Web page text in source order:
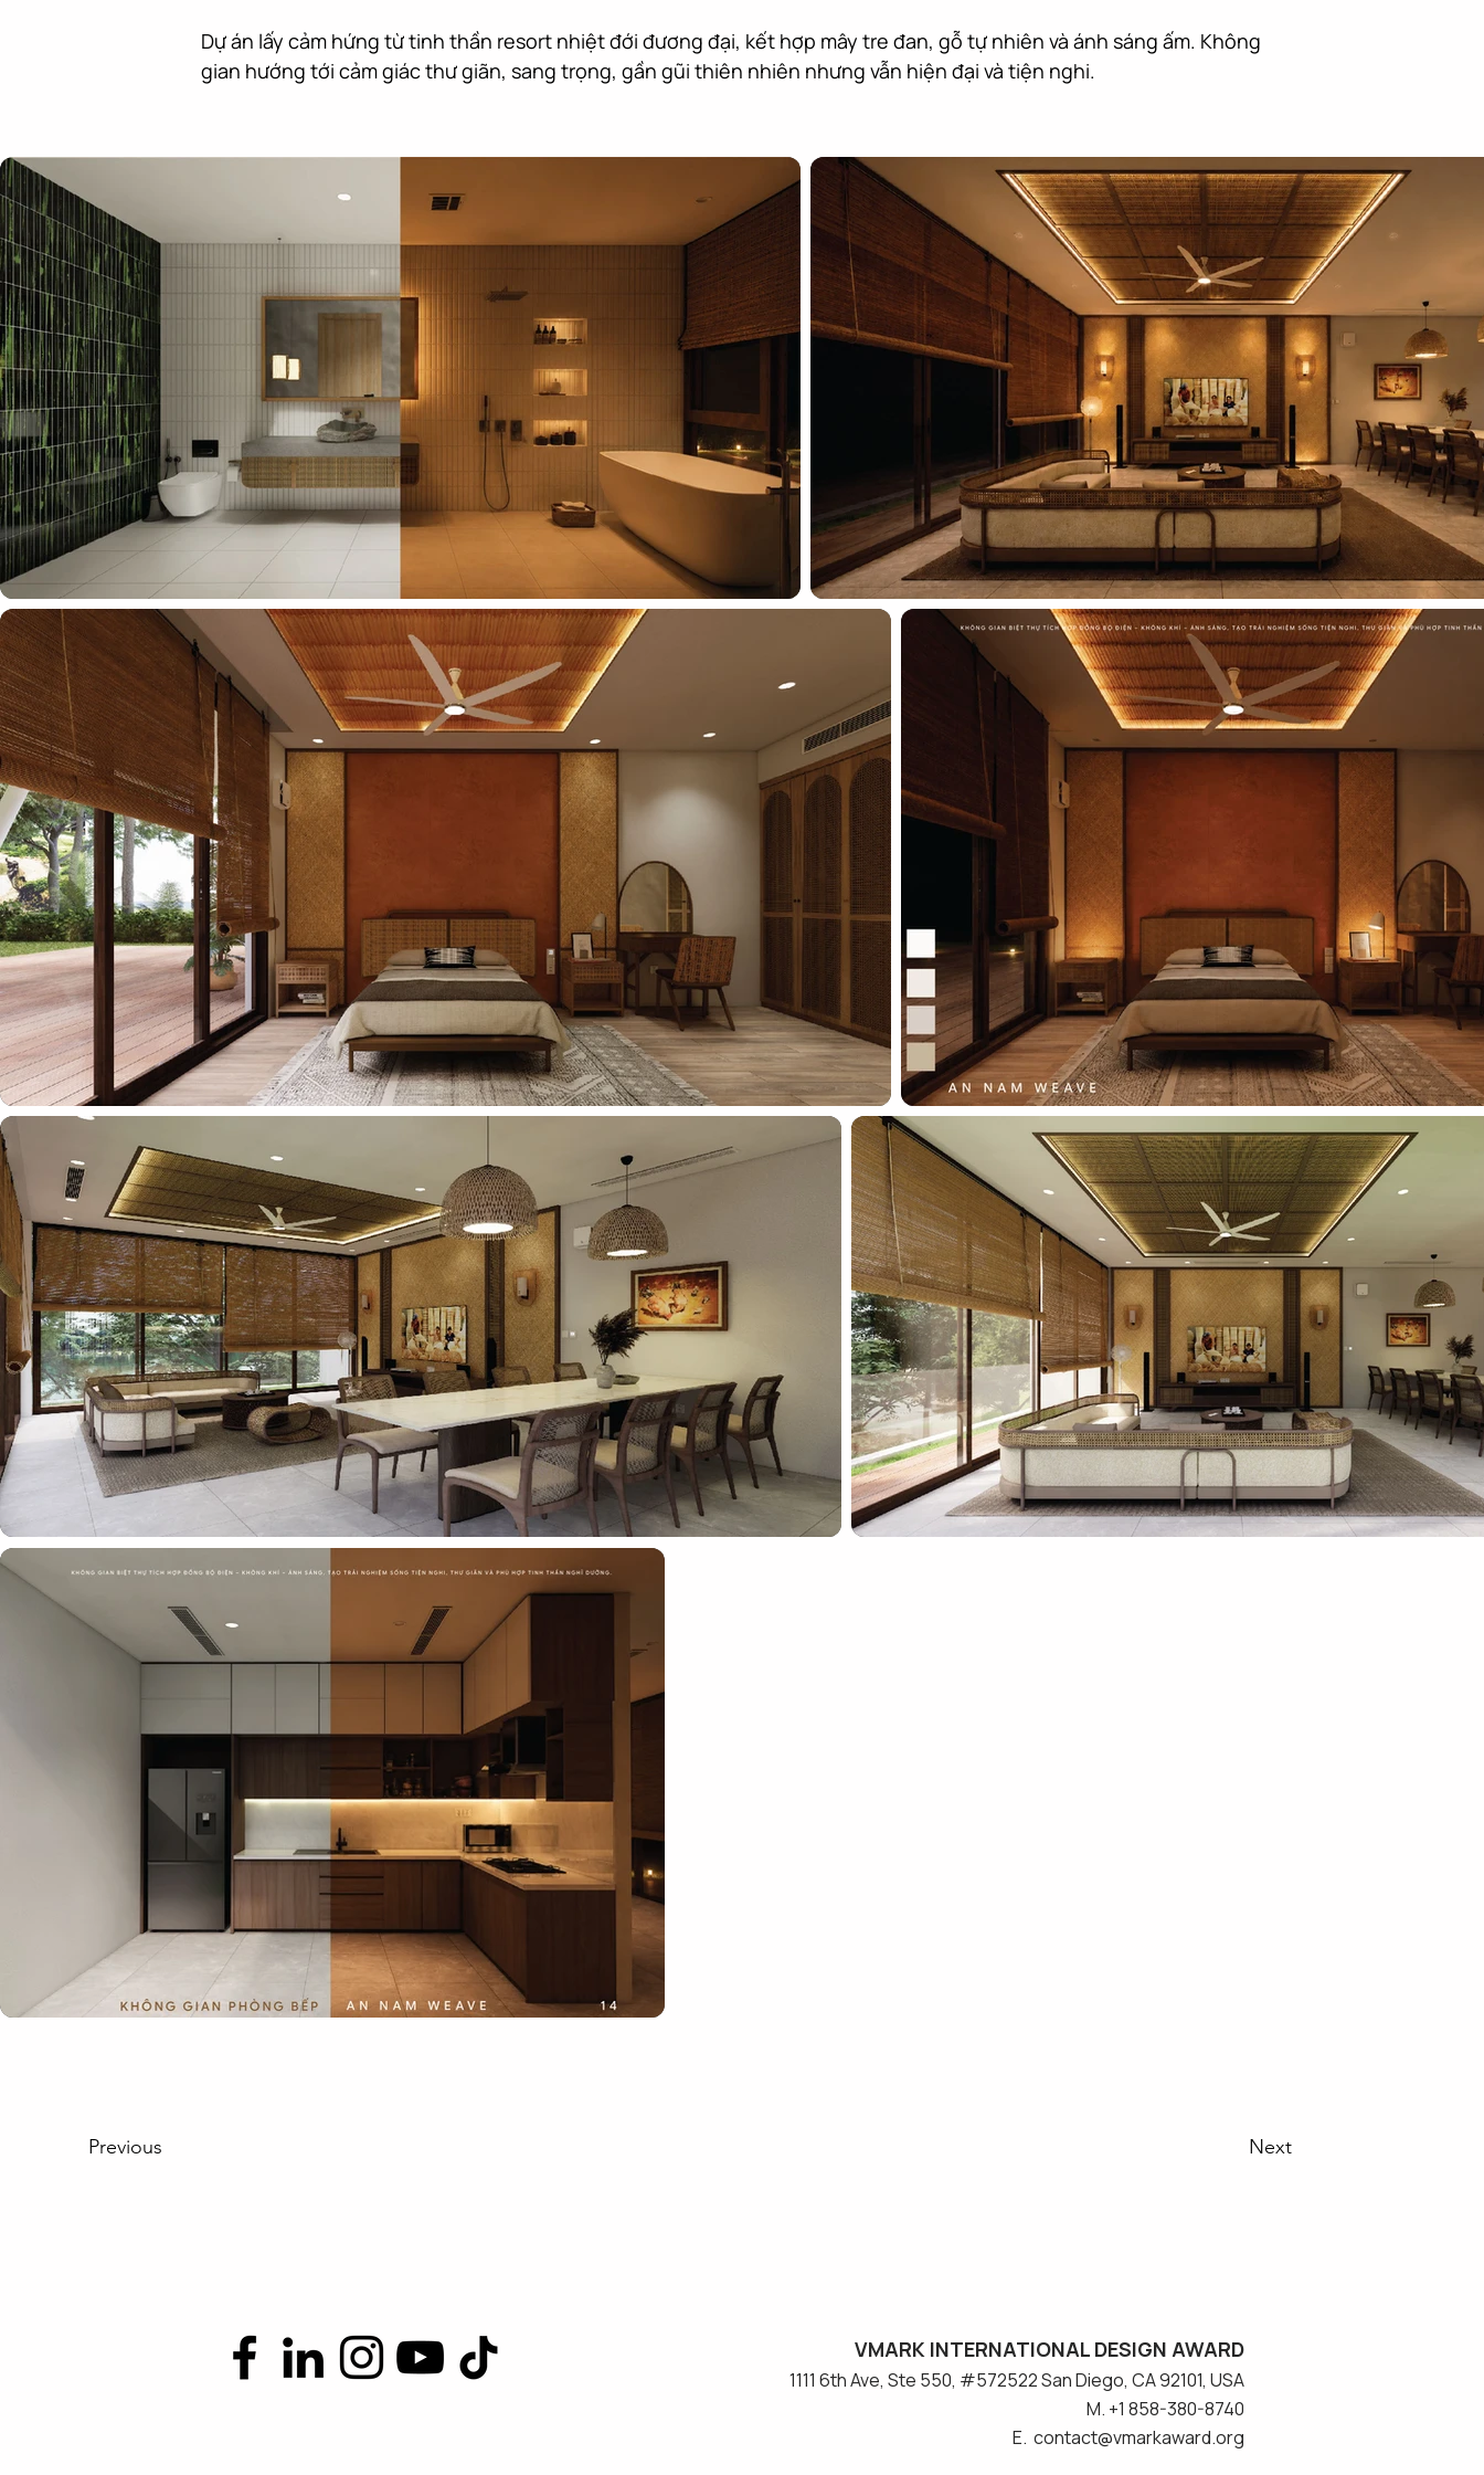
Dự án lấy cảm hứng từ tinh thần resort nhiệt đới đương đại, kết hợp mây tre đan, gỗ tự nhiên và ánh sáng ấm. Không
gian hướng tới cảm giác thư giãn, sang trọng, gần gũi thiên nhiên nhưng vẫn hiện đại và tiện nghi.
Previous Next
VMARK INTERNATIONAL DESIGN AWARD
​1111 6th Ave, Ste 550, #572522 San Diego, CA 92101, USA
M. +1 858-380-8740
E. contact@vmarkaward.org